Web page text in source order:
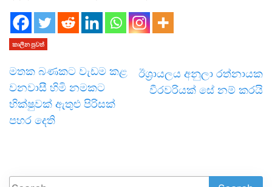
කාලීන පුවත්
මතක බණකට වැඩම කළ
වනවාසී හිමි නමකට
භික්ෂුවක් ඇතුළු පිරිසක්
පහර දෙති
ඊශ්‍රායලය අනුලා රත්නායක
වීරවරියක් සේ නම් කරයි